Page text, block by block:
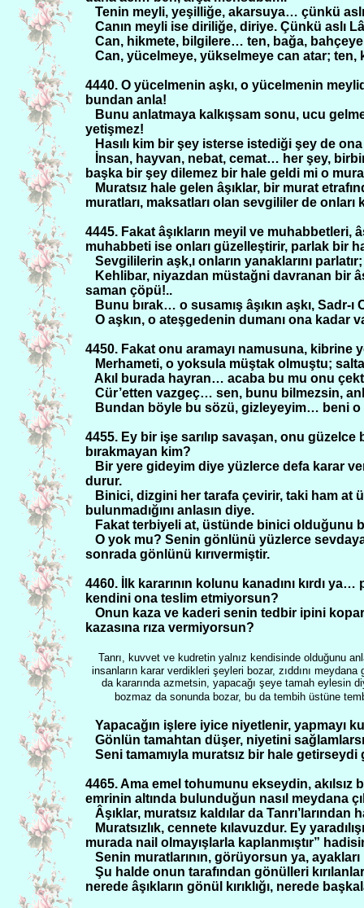
Tenin meyli, yeşilliğe, akarsuya… çünkü
Canın meyli ise diriliğe, diriye. Çünkü aslı
Can, hikmete, bilgilere… ten, bağa,
Can, yücelmeye, yükselmeye can atar; ten,
4440. O yücelmenin aşkı, o yücelmenin
bundan anla!
Bunu anlatmaya kalkışsam sonu, ucu
yetişmez!
Hasılı kim bir şey isterse istediği şey de
İnsan, hayvan, nebat, cemat… her şey,
başka bir şey dilemez bir hale geldi mi o
Muratsız hale gelen âşıklar, bir murat
muratları, maksatları olan sevgililer de
4445. Fakat âşıkların meyil ve muhabbetleri,
muhabbeti ise onları güzelleştirir, parlak bir
Sevgililerin aşk,ı onların yanaklarını parlatır;
Kehlibar, niyazdan müstağni davranan bir
saman çöpü!..
Bunu bırak… o susamış âşıkın aşkı, Sadr-ı
O aşkın, o ateşgedenin dumanı ona kadar
4450. Fakat onu aramayı namusuna, kibrine
Merhameti, o yoksula müştak olmuştu;
Akıl burada hayran… acaba bu mu onu
Cür’etten vazgeç… sen, bunu bilmezsin,
Bundan böyle bu sözü, gizleyeyim… beni o
4455. Ey bir işe sarılıp savaşan, onu
bırakmayan kim?
Bir yere gideyim diye yüzlerce defa karar
durur.
Binici, dizgini her tarafa çevirir, taki ham
bulunmadığını anlasın diye.
Fakat terbiyeli at, üstünde binici olduğunu
O yok mu? Senin gönlünü yüzlerce
sonrada gönlünü kırıvermiştir.
4460. İlk kararının kolunu kanadını kırdı
kendini ona teslim etmiyorsun?
Onun kaza ve kaderi senin tedbir ipini
kazasına rıza vermiyorsun?
Tanrı, kuvvet ve kudretin yalnız kendisinde olduğunu
insanların karar verdikleri şeyleri bozar, zıddını meydana
da kararında azmetsin, yapacağı şeye tamah eylesin
bozmaz da sonunda bozar, bu da tembih üstüne
Yapacağın işlere iyice niyetlenir, yapmayı
Gönlün tamahtan düşer, niyetini
Seni tamamıyla muratsız bir hale
4465. Ama emel tohumunu ekseydin,
emrinin altında bulunduğun nasıl meydana
Âşıklar, muratsız kaldılar da Tanrı’larından
Muratsızlık, cennete kılavuzdur. Ey
murada nail olmayışlarla kaplanmıştır”
Senin muratlarının, görüyorsun ya,
Şu halde onun tarafından gönülleri
nerede âşıkların gönül kırıklığı, nerede